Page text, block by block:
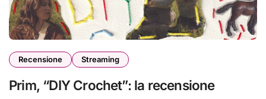
Recensione Streaming
Prim, “DIY Crochet”: la recensione